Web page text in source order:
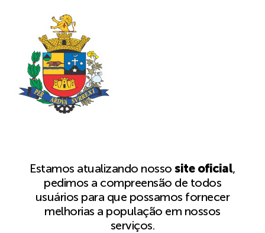
Estamos atualizando nossosite oficial,
pedimos a compreensão de todos
usuários para que possamos fornecer
melhorias a população em nossos
serviços.